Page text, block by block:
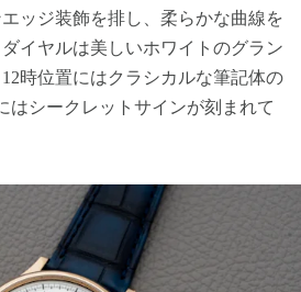
ッジ装飾を排し、柔らかな曲線を
イヤルは美しいホワイトのグラン
時位置にはクラシカルな筆記体の
はシークレットサインが刻まれて